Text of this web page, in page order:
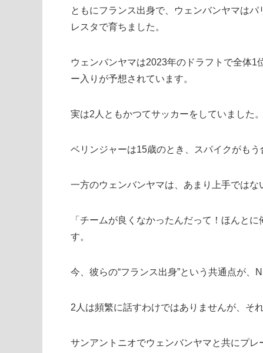
ともにフランス出身で、ウェンバンヤマは
レスタで育ちました。
ウェンバンヤマは2023年のドラフトで全体1
ー入りが予想されています。
実は2人ともかつてサッカーをしていました
ベリンジャーは15歳のとき、スパイクがも
一方のウェンバンヤマは、あまり上手ではな
「チームが良くなかったんだって！ほんと
す。
今、彼らの“フランス出身”という共通点が、
2人は頻繁に話すわけではありませんが、そ
サンアントニオでウェンバンヤマと共にプ